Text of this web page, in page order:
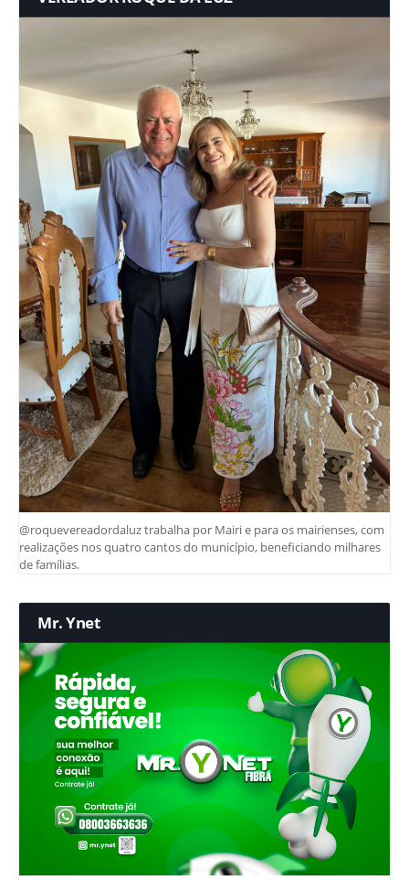
@roquevereadordaluz trabalha por Mairi e para os mairienses, com
realizações nos quatro cantos do município, beneficiando milhares
de famílias.
Mr. Ynet